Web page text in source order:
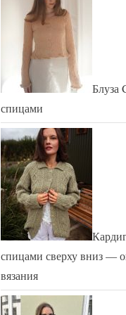
Блуза
спицами
спицами сверху вниз —
вязания